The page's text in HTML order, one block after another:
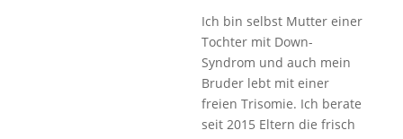
Ich bin selbst Mutter einer
Tochter mit Down-
Syndrom und auch mein
Bruder lebt mit einer
freien Trisomie. Ich berate
seit 2015 Eltern die frisch